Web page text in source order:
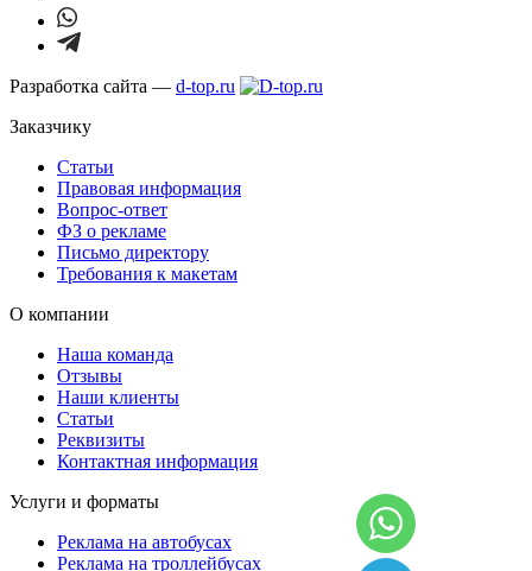
Разработка сайта — d-top.ru
Заказчику
Статьи
Правовая информация
Вопрос-ответ
ФЗ о рекламе
Письмо директору
Требования к макетам
О компании
Наша команда
Отзывы
Наши клиенты
Статьи
Реквизиты
Контактная информация
Услуги и форматы
Реклама на автобусах
Реклама на троллейбусах